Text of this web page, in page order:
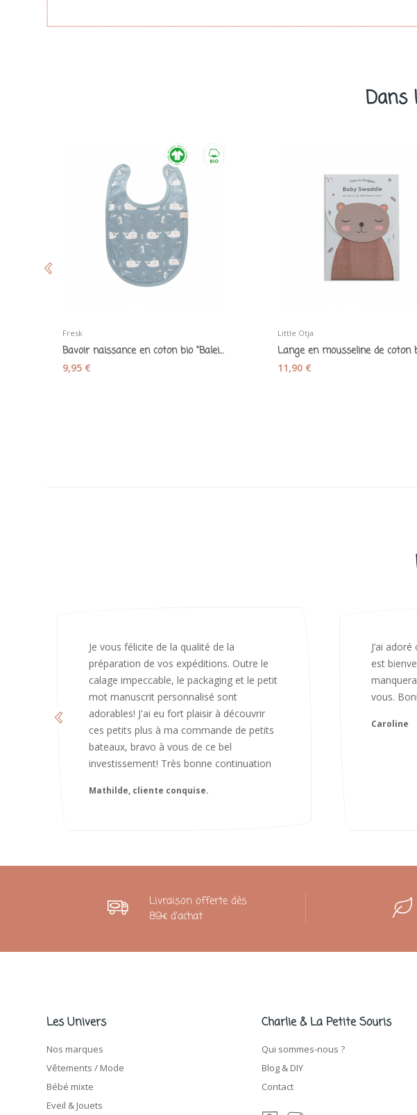
Dans
Fresk
Bavoir naissance en coton bio "Baleine" - Fresk
9,95 €
Little Otja
11,90 €
J’ai adoré ouvrir ce paquet votre message
est bienveillant et fait plaisir. Je ne
manquerai pas de recommandé chez
vous. Bonne continuation et merci à vous.
Bonjour
Je
Camille
Livraison offerte dès
89€ d'achat
Les Univers
Nos marques
Vêtements / Mode
Bébé mixte
Eveil & Jouets
Charlie & La Petite Souris
Qui sommes-nous ?
Blog & DIY
Contact